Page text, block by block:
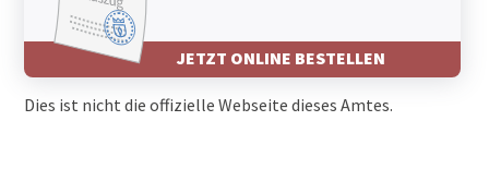
JETZT ONLINE BESTELLEN
Dies ist nicht die offizielle Webseite dieses Amtes.